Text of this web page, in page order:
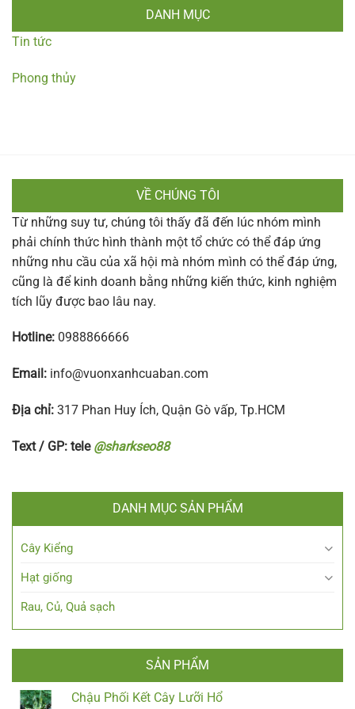
DANH MỤC
Tin tức
Phong thủy
VỀ CHÚNG TÔI
Từ những suy tư, chúng tôi thấy đã đến lúc nhóm mình
phải chính thức hình thành một tổ chức có thể đáp ứng
những nhu cầu của xã hội mà nhóm mình có thể đáp ứng,
cũng là để kinh doanh bằng những kiến thức, kinh nghiệm
tích lũy được bao lâu nay.
Hotline: 0988866666
Email: info@vuonxanhcuaban.com
Địa chỉ: 317 Phan Huy Ích, Quận Gò vấp, Tp.HCM
Text / GP: tele @sharkseo88
DANH MỤC SẢN PHẨM
Cây Kiểng
Hạt giống
Rau, Củ, Quả sạch
SẢN PHẨM
Chậu Phối Kết Cây Lưỡi Hổ